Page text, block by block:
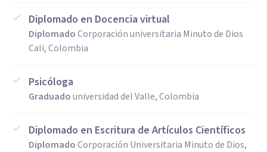
Cuento con amplia experiencia en contextos clínicos y
educativos, donde he desarrollado habilidades en
caracterizo por una escucha empática, comunicación
asertiva y compromiso ético, así como por la capacidad de
vocacional y desarrollo personal.
Diplomado en Docencia virtual
DiplomadoCorporación universitaria Minuto de Dios
Cali, Colombia
Psicóloga
Graduadouniversidad del Valle, Colombia
Diplomado en Escritura de Artículos Científicos
DiplomadoCorporación Universitaria Minuto de Dios,